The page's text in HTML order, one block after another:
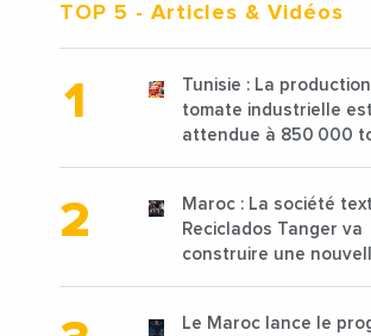
TOP 5 - Articles & Vidéos
Tunisie : La
tomate industrielle
attendue à 850 000
Maroc : La société
Reciclados Tanger va
construire une
Le Maroc lance le